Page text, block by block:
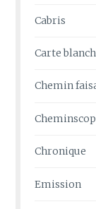
Cabris
Carte
Chemin
Chronique
Emission